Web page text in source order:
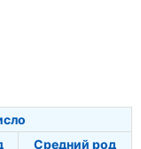
Средний род